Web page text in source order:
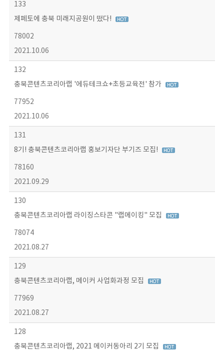
133
제페토에 충북 미래지공원이 떴다!
78002
2021.10.06
132
충북콘텐츠코리아랩 '에듀테크쇼+초등교육전' 참가
77952
2021.10.06
131
8기! 충북콘텐츠코리아랩 홍보기자단 부기즈 모집!
78160
2021.09.29
130
충북콘텐츠코리아랩 라이징스타콘 "랩메이킹" 모집
78074
2021.08.27
129
충북콘텐츠코리아랩, 메이커 사업화과정 모집
77969
2021.08.27
128
충북콘텐츠코리아랩, 2021 메이커동아리 2기 모집